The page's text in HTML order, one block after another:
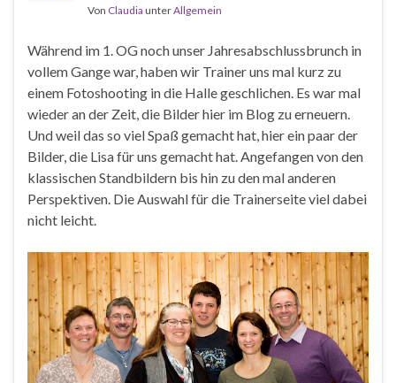
Von Claudia unterAllgemein
Während im 1. OG noch unser Jahresabschlussbrunch in
vollem Gange war, haben wir Trainer uns mal kurz zu
einem Fotoshooting in die Halle geschlichen. Es war mal
wieder an der Zeit, die Bilder hier im Blog zu erneuern.
Und weil das so viel Spaß gemacht hat, hier ein paar der
Bilder, die Lisa für uns gemacht hat. Angefangen von den
klassischen Standbildern bis hin zu den mal anderen
Perspektiven. Die Auswahl für die Trainerseite viel dabei
nicht leicht.